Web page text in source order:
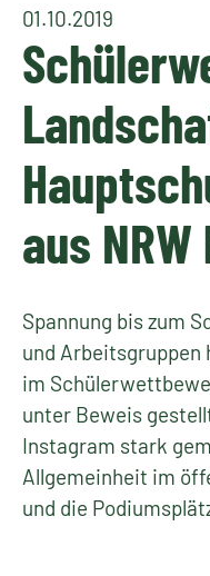
01.10.2019
aus
Spannung bis zum
und Arbeitsgruppen
im
unter Beweis
Instagram stark
Allgemeinheit im
und die